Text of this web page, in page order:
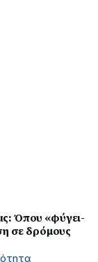
Όπου «φύγει-
σε δρόμους